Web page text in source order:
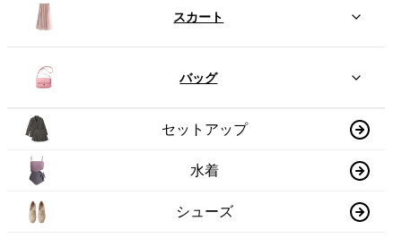
スカート
バッグ
セットアップ
水着
シューズ